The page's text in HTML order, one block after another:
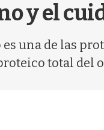
y el
una de las
total del